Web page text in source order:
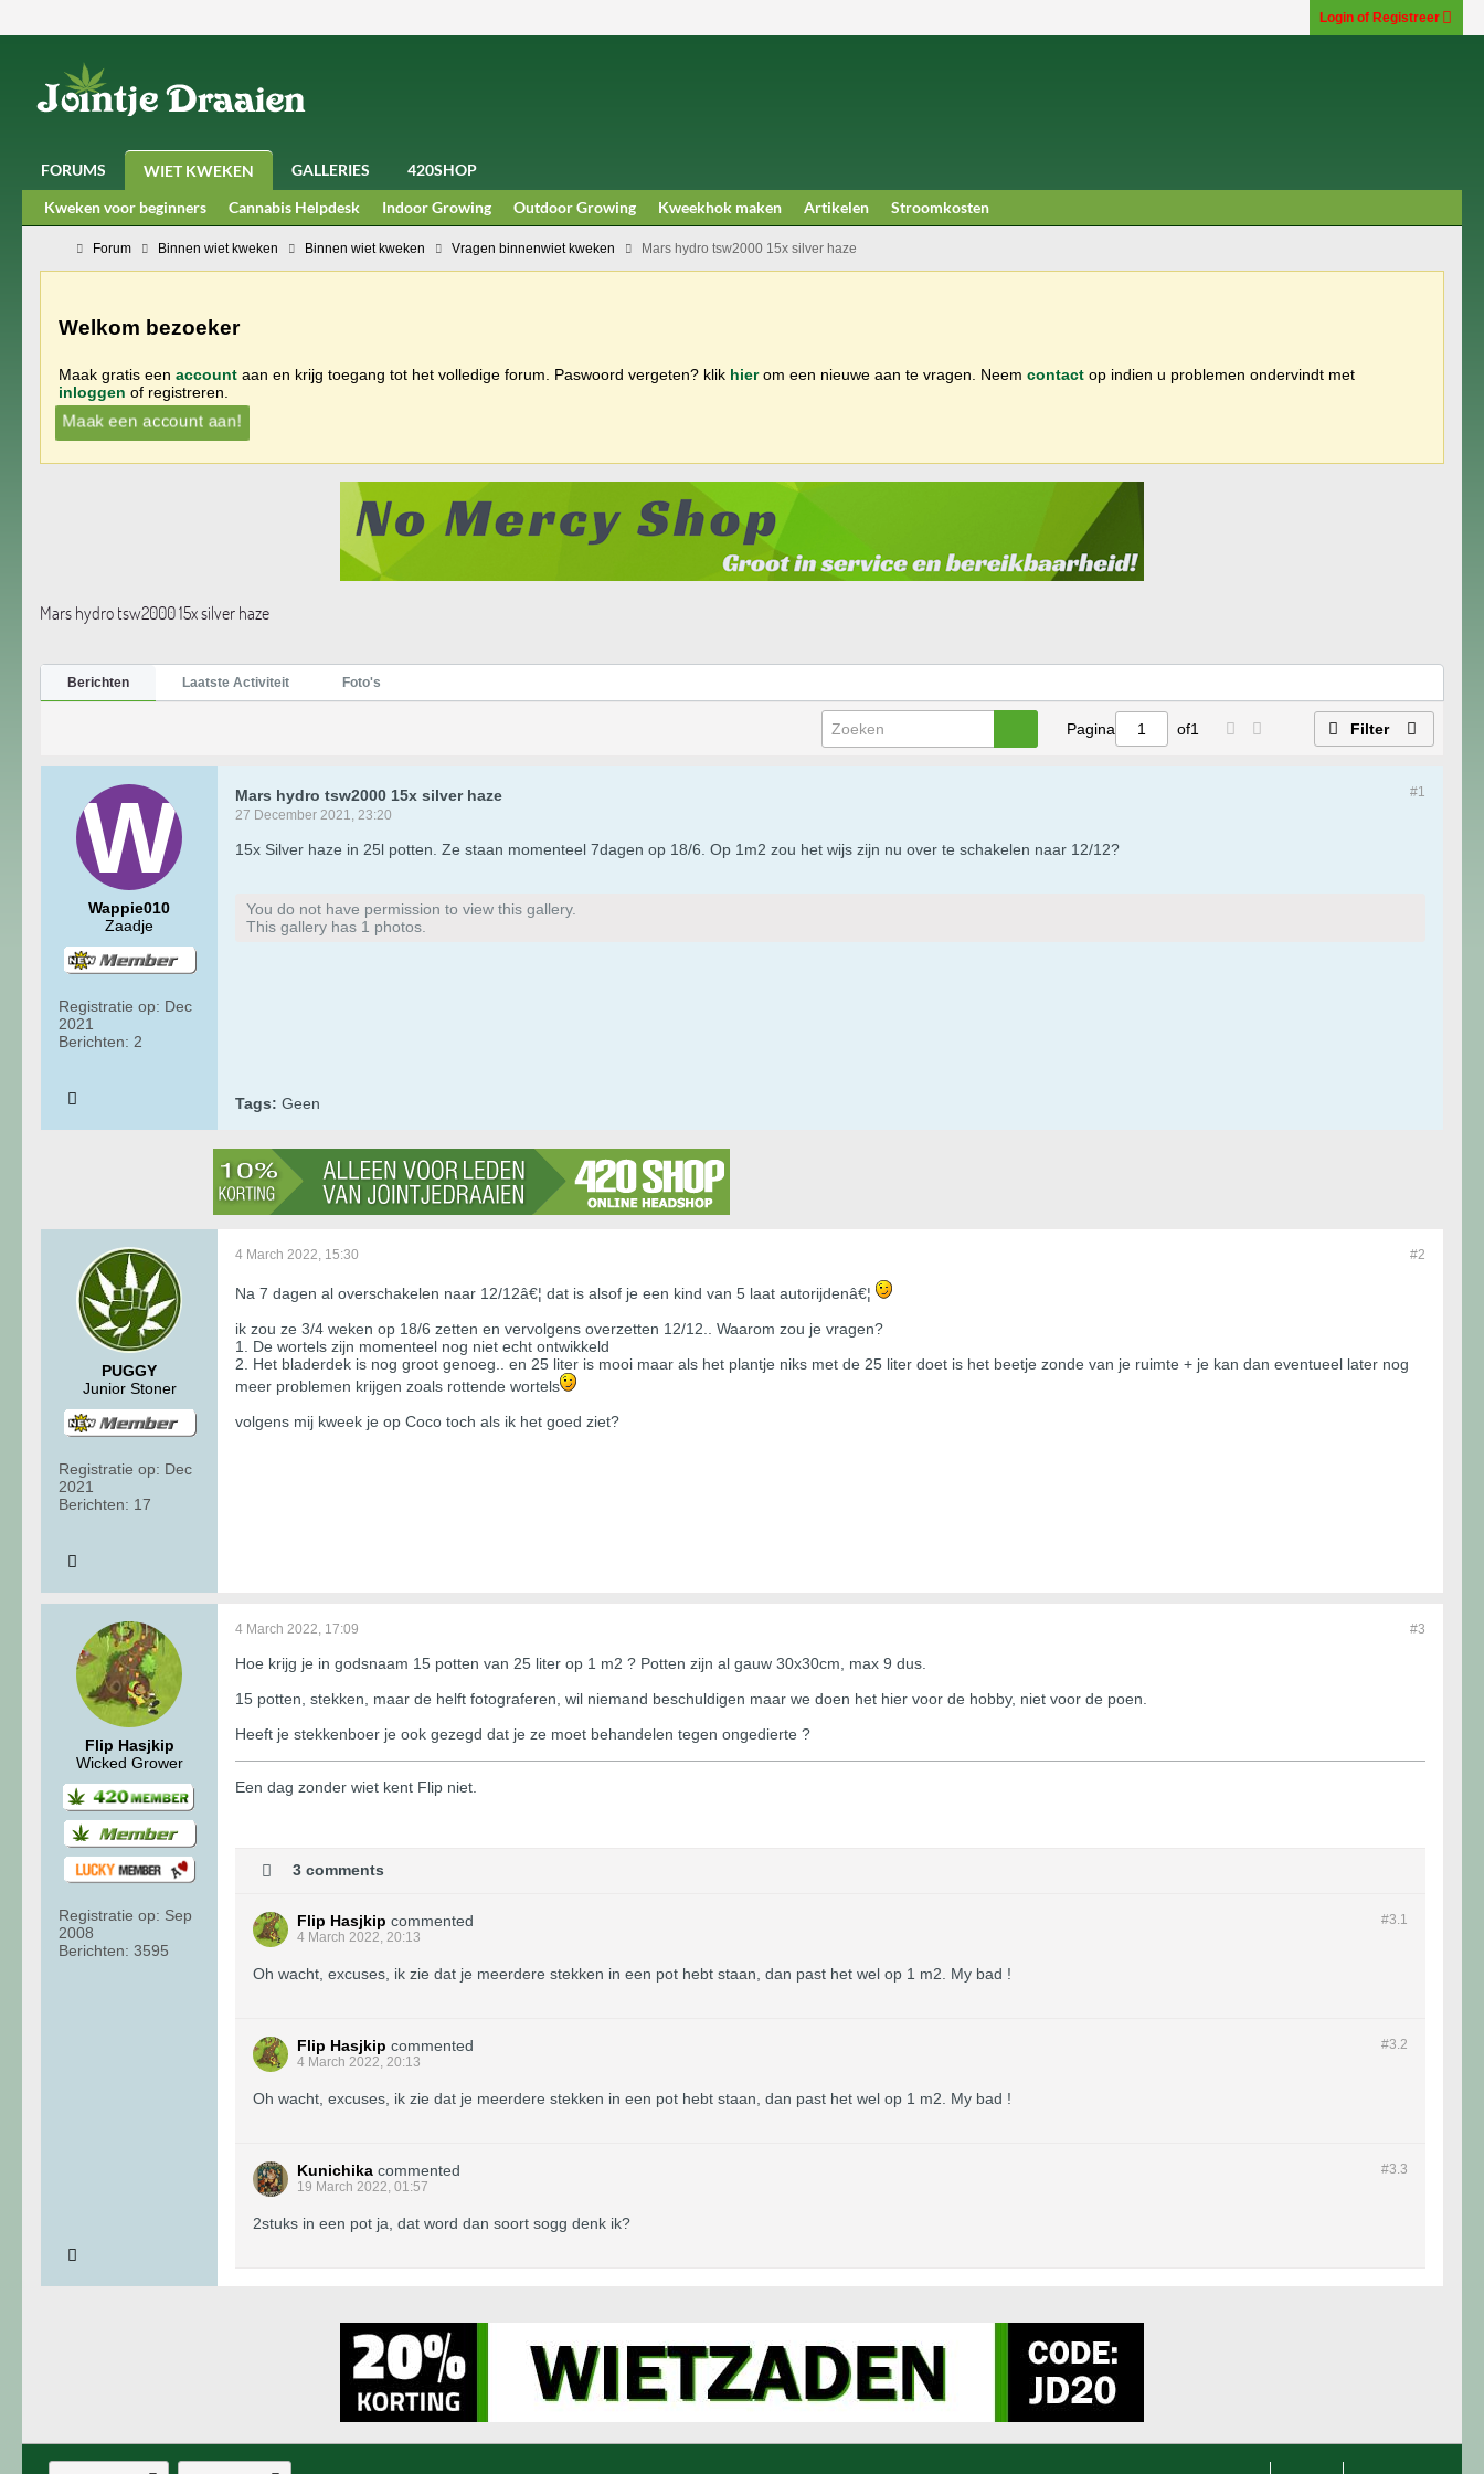
Login of Registreer
FORUMS WIET KWEKEN GALLERIES
420SHOP
Kweken voor beginners
Cannabis Helpdesk Indoor Growing Outdoor Growing Kweekhok maken Artikelen Stroomkosten
Forum Binnen wiet kweken Binnen wiet kweken Vragen binnenwiet kweken Mars hydro tsw2000 15x silver haze
Welkom bezoeker
Maak gratis een account aan en krijg toegang tot het volledige forum. Paswoord vergeten? klik hierom een nieuwe aan te vragen. Neem contact op indien u problemen ondervindt met
inloggen of registreren.
Maak een account aan!
Mars hydro tsw2000 15x silver haze
Berichten Laatste Activiteit Foto's
Pagina of1 Filter
Wappie010
Zaadje
Registratie op: Dec
2021
Berichten: 2
#1
Mars hydro tsw2000 15x silver haze
27 December 2021, 23:20
15x Silver haze in 25l potten. Ze staan momenteel 7dagen op 18/6. Op 1m2 zou het wijs zijn nu over te schakelen naar 12/12?
You do not have permission to view this gallery.
This gallery has 1 photos.
Tags: Geen
PUGGY
Junior Stoner
Registratie op: Dec
2021
Berichten: 17
#2
4 March 2022, 15:30
Na 7 dagen al overschakelen naar 12/12â€¦ dat is alsof je een kind van 5 laat autorijdenâ€¦
ik zou ze 3/4 weken op 18/6 zetten en vervolgens overzetten 12/12.. Waarom zou je vragen?
1. De wortels zijn momenteel nog niet echt ontwikkeld
2. Het bladerdek is nog groot genoeg.. en 25 liter is mooi maar als het plantje niks met de 25 liter doet is het beetje zonde van je ruimte + je kan dan eventueel later nog
meer problemen krijgen zoals rottende wortels
volgens mij kweek je op Coco toch als ik het goed ziet?
Flip Hasjkip
Wicked Grower
Registratie op: Sep
2008
Berichten: 3595
#3
4 March 2022, 17:09
Hoe krijg je in godsnaam 15 potten van 25 liter op 1 m2 ? Potten zijn al gauw 30x30cm, max 9 dus.
15 potten, stekken, maar de helft fotograferen, wil niemand beschuldigen maar we doen het hier voor de hobby, niet voor de poen.
Heeft je stekkenboer je ook gezegd dat je ze moet behandelen tegen ongedierte ?
Een dag zonder wiet kent Flip niet.
3 comments
#3. 1
Flip Hasjkip commented
4 March 2022, 20:13
Oh wacht, excuses, ik zie dat je meerdere stekken in een pot hebt staan, dan past het wel op 1 m2. My bad !
#3. 2
Flip Hasjkip commented
4 March 2022, 20:13
Oh wacht, excuses, ik zie dat je meerdere stekken in een pot hebt staan, dan past het wel op 1 m2. My bad !
#3. 3
Kunichika commented
19 March 2022, 01:57
2stuks in een pot ja, dat word dan soort sogg denk ik?